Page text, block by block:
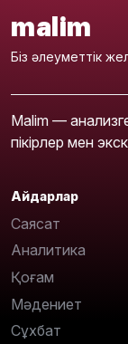
malim
Біз әлеуметтік
Malim —
пікірлер мен
Айдарлар
Саясат
Аналитика
Қоғам
Мәдениет
Сұхбат